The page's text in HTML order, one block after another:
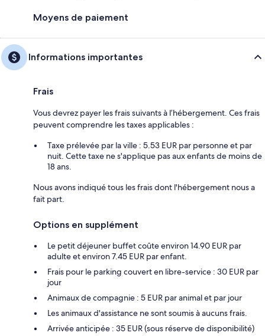
Moyens de paiement
Informations importantes
Frais
Vous devrez payer les frais suivants à l’hébergement. Ces frais
peuvent comprendre les taxes applicables :
Taxe prélevée par la ville : 5.53 EUR par personne et par
nuit. Cette taxe ne s'applique pas aux enfants de moins de
18 ans.
Nous avons indiqué tous les frais dont l'hébergement nous a
fait part.
Options en supplément
Le petit déjeuner buffet coûte environ 14.90 EUR par
adulte et environ 7.45 EUR par enfant.
Frais pour le parking couvert en libre-service : 30 EUR par
jour
Animaux de compagnie : 5 EUR par animal et par jour
Les animaux d'assistance ne sont soumis à aucuns frais.
Arrivée anticipée : 35 EUR (sous réserve de disponibilité)